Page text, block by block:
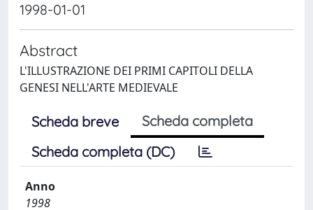
1998-01-01
Abstract
L'ILLUSTRAZIONE DEI PRIMI CAPITOLI DELLA
GENESI NELL'ARTE MEDIEVALE
Scheda breve
Scheda completa
Scheda completa (DC)
Anno
1998